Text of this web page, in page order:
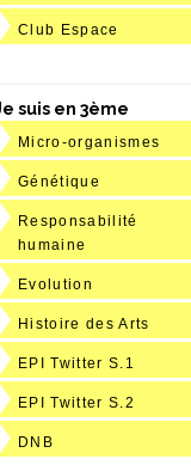
Club Espace
suis en 3ème
Micro-organismes
Génétique
Responsabilité
humaine
Evolution
Histoire des Arts
EPI Twitter S.1
EPI Twitter S.2
DNB